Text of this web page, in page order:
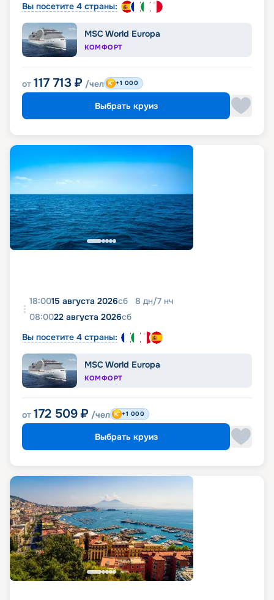
Вы посетите 4 страны:
MSC World Europa
КОМФОРТ
от 117 713 ₽ /чел +1 000
Выбрать круиз
18:0015 августа 2026сб 8 дн/7 нч
08:0022 августа 2026сб
Вы посетите 4 страны:
MSC World Europa
КОМФОРТ
от 172 509 ₽ /чел +1 000
Выбрать круиз